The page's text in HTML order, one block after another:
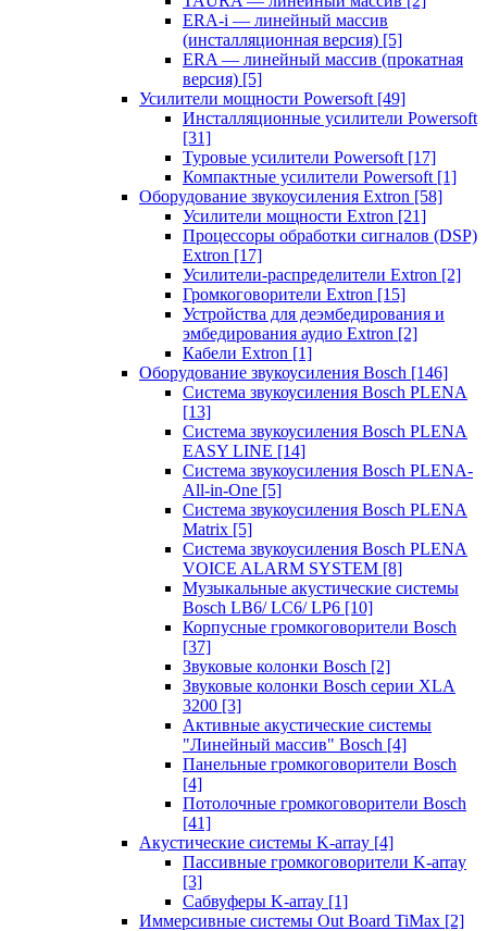
ERA-i — линейный массив
(инсталляционная версия) [5]
ERA — линейный массив (прокатная
версия) [5]
Усилители мощности Powersoft [49]
Инсталляционные усилители Powersoft
[31]
Туровые усилители Powersoft [17]
Компактные усилители Powersoft [1]
Оборудование звукоусиления Extron [58]
Усилители мощности Extron [21]
Процессоры обработки сигналов (DSP)
Extron [17]
Усилители-распределители Extron [2]
Громкоговорители Extron [15]
Устройства для деэмбедирования и
эмбедирования аудио Extron [2]
Кабели Extron [1]
Оборудование звукоусиления Bosch [146]
Система звукоусиления Bosch PLENA
[13]
Система звукоусиления Bosch PLENA
EASY LINE [14]
Система звукоусиления Bosch PLENA-
All-in-One [5]
Система звукоусиления Bosch PLENA
Matrix [5]
Система звукоусиления Bosch PLENA
VOICE ALARM SYSTEM [8]
Музыкальные акустические системы
Bosch LB6/ LC6/ LP6 [10]
Корпусные громкоговорители Bosch
[37]
Звуковые колонки Bosch [2]
Звуковые колонки Bosch серии XLA
3200 [3]
Активные акустические системы
"Линейный массив" Bosch [4]
Панельные громкоговорители Bosch
[4]
Потолочные громкоговорители Bosch
[41]
Акустические системы K-array [4]
Пассивные громкоговорители K-array
[3]
Сабвуферы K-array [1]
Иммерсивные системы Out Board TiMax [2]